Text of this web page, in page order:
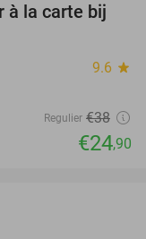
34%
à la carte bij
9.6 star
Regulier €38
€24,90